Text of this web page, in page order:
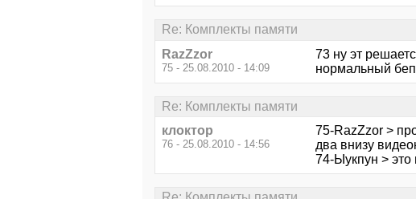
Re: Комплекты памяти
RazZzor
75 - 25.08.2010 - 14:09
73 ну эт
нормальный
Re: Комплекты памяти
клоктор
76 - 25.08.2010 - 14:56
75-RazZzor >
два внизу
74-Ыукпун > это